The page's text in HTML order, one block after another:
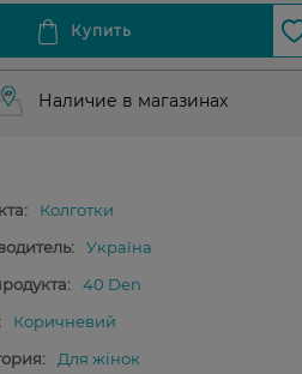
Наличие в магазинах
Колготки
Україна
40 Den
Коричневий
Для жінок